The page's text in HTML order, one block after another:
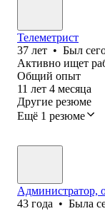
Телеметрист
37 лет • Был
Активно ищет
Общий опыт
11 лет 4 месяца
Другие резюме
Ещё 1 резюме
Администратор,
43 года • Была